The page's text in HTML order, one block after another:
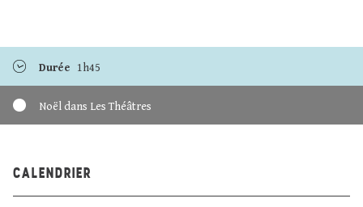
Durée 1h45
Noël dans Les Théâtres
CALENDRIER